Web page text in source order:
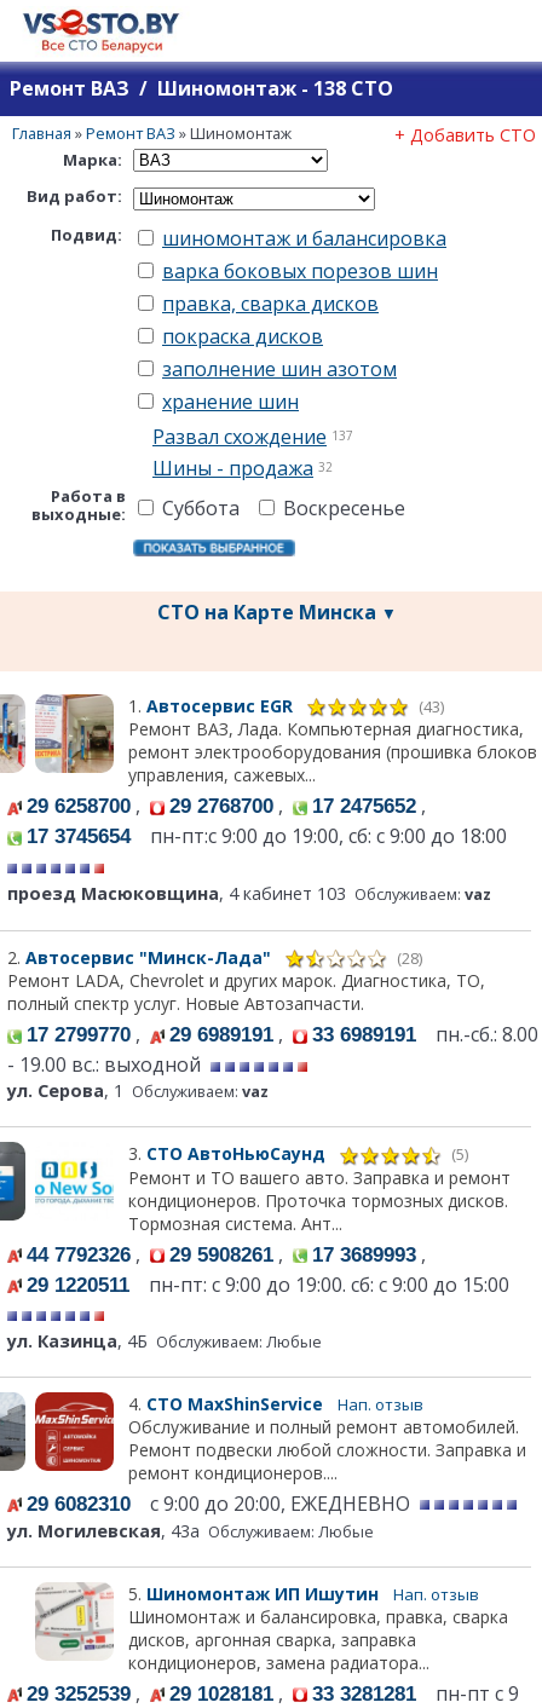
Ремонт ВАЗ / Шиномонтаж - 138 СТО
Главная »Ремонт ВАЗ »Шиномонтаж + Добавить СТО
Марка:
Вид работ:
Подвид:
шиномонтаж и балансировка
варка боковых порезов шин
правка, сварка дисков
покраска дисков
заполнение шин азотом
хранение шин
Развал схождение 137
Шины - продажа 32
Работа в
выходные:
Суббота Воскресенье
СТО на Карте Минска ▼
1. Автосервис EGR (43)
Ремонт ВАЗ, Лада. Компьютерная диагностика,
ремонт электрооборудования (прошивка блоков
управления, сажевых...
29 6258700 , 29 2768700 , 17 2475652 ,
17 3745654пн-пт:c 9:00 до 19:00, сб: с 9:00 до 18:00
проезд Масюковщина, 4 кабинет 103 Обслуживаем: vaz
2. Автосервис "Минск-Лада" (28)
Ремонт LADA, Chevrolet и других марок. Диагностика, ТО,
полный спектр услуг. Новые Автозапчасти.
17 2799770 , 29 6989191 , 33 6989191 пн.-сб.: 8.00
- 19.00 вс.: выходной
ул. Серова, 1 Обслуживаем: vaz
3. СТО АвтоНьюСаунд (5)
Ремонт и ТО вашего авто. Заправка и ремонт
кондиционеров. Проточка тормозных дисков.
Тормозная система. Ант...
44 7792326 , 29 5908261 , 17 3689993 ,
29 1220511 пн-пт: с 9:00 до 19:00. сб: с 9:00 до 15:00
ул. Казинца, 4Б Обслуживаем: Любые
4. СТО MaxShinService Нап. отзыв
Обслуживание и полный ремонт автомобилей.
Ремонт подвески любой сложности. Заправка и
ремонт кондиционеров....
29 6082310 с 9:00 до 20:00, ЕЖЕДНЕВНО
ул. Могилевская, 43а Обслуживаем: Любые
5. Шиномонтаж ИП Ишутин Нап. отзыв
Шиномонтаж и балансировка, правка, сварка
дисков, аргонная сварка, заправка
кондиционеров, замена радиатора...
29 3252539 , 29 1028181 , 33 3281281 пн-пт с 9